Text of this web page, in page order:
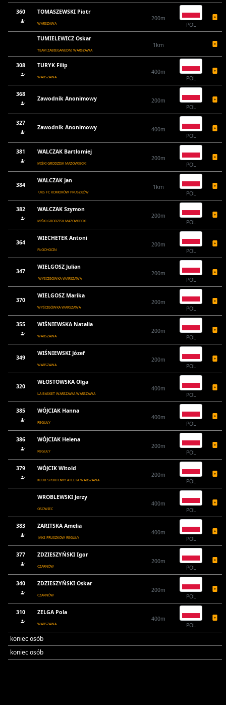
360 TOMASZEWSKI Piotr
WARSZAWA
200m
POL
TUMIELEWICZ Oskar
TEAM ZABIEGANEDNI WARSZAWA
1km
308 TURYK Filip
WARSZAWA
400m
POL
368
Zawodnik Anonimowy
200m
POL
327
Zawodnik Anonimowy
400m
POL
381 WALCZAK Bartłomiej
MIŚKI GRODZISK MAZOWIECKI
200m
POL
384
WALCZAK Jan
UKS FC KOMORÓW PRUSZKÓW
1km
POL
382 WALCZAK Szymon
MIŚKI GRODZISK MAZOWIECKI
200m
POL
364
WIECHETEK Antoni
PŁOCHOCIN
200m
POL
347
WIELGOSZ Julian
WYŚCIGÓWKA WARSZAWA
200m
POL
370
WIELGOSZ Marika
WYŚCIGÓWKA WARSZAWA
200m
POL
355 WIŚNIEWSKA Natalia
WARSZAWA
200m
POL
349
WIŚNIEWSKI Józef
WARSZAWA
200m
POL
320
WŁOSTOWSKA Olga
LA BASKET WARSZAWA WARSZAWA
400m
POL
385 WÓJCIAK Hanna
REGUŁY
400m
POL
386 WÓJCIAK Helena
REGUŁY
200m
POL
379 WÓJCIK Witold
KLUB SPORTOWY ATLETA WARSZAWA
200m
POL
WROBLEWSKI Jerzy
OSOWIEC
400m
POL
383 ZARITSKA Amelia
MKS PRUSZKÓW REGUŁY
400m
POL
377 ZDZIESZYŃSKI Igor
CZARNÓW
200m
POL
340 ZDZIESZYŃSKI Oskar
CZARNÓW
200m
POL
310 ZELGA Pola
WARSZAWA
400m
POL
koniec osób
koniec osób